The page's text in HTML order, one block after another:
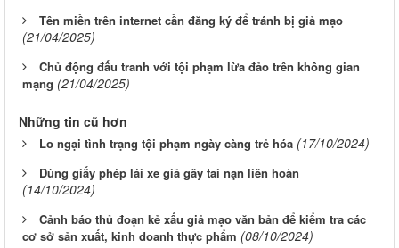
Tên miền trên internet cần đăng ký để tránh bị giả mạo
(21/04/2025)
Chủ động đấu tranh với tội phạm lừa đảo trên không gian
mạng (21/04/2025)
Những tin cũ hơn
Lo ngại tình trạng tội phạm ngày càng trẻ hóa (17/10/2024)
Dùng giấy phép lái xe giả gây tai nạn liên hoàn
(14/10/2024)
Cảnh báo thủ đoạn kẻ xấu giả mạo văn bản để kiểm tra các
cơ sở sản xuất, kinh doanh thực phẩm (08/10/2024)